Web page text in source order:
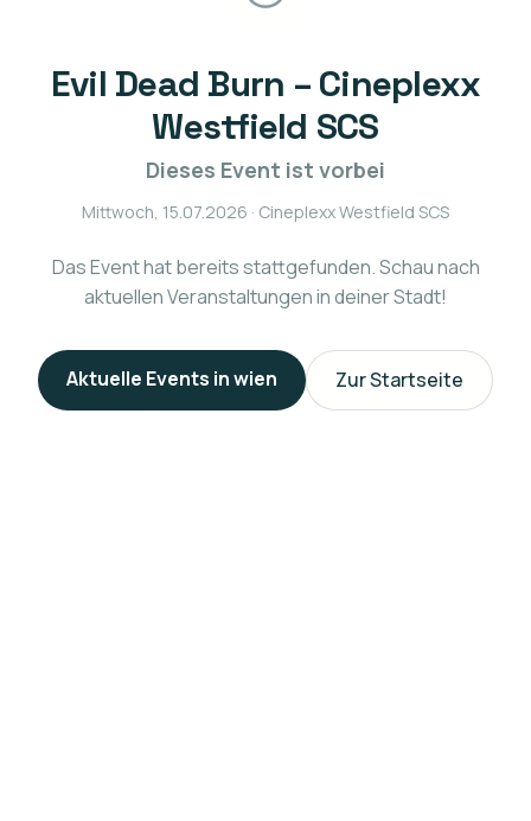
Evil Dead Burn – Cineplexx
Westfield SCS
Dieses Event ist vorbei
Mittwoch, 15.07.2026 · Cineplexx Westfield SCS
Das Event hat bereits stattgefunden. Schau nach
aktuellen Veranstaltungen in deiner Stadt!
Aktuelle Events inwien Zur Startseite